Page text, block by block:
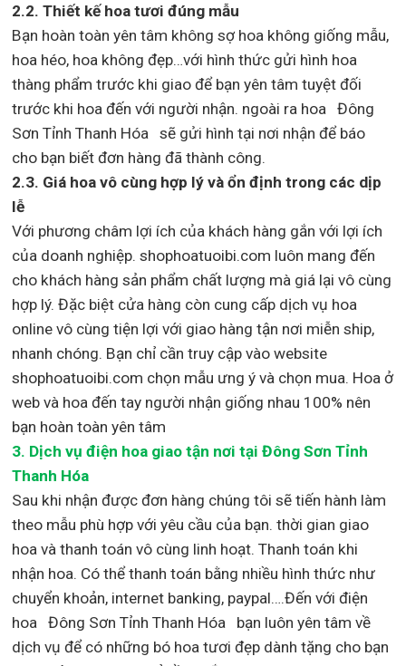
2.2. Thiết kế hoa tươi đúng mẫu
Bạn hoàn toàn yên tâm không sợ hoa không giống mẫu,
hoa héo, hoa không đẹp…với hình thức gửi hình hoa
thàng phẩm trước khi giao để bạn yên tâm tuyệt đối
trước khi hoa đến với người nhận. ngoài ra hoa Đông
Sơn Tỉnh Thanh Hóa sẽ gửi hình tại nơi nhận để báo
cho bạn biết đơn hàng đã thành công.
2.3. Giá hoa vô cùng hợp lý và ổn định trong các dịp
lễ
Với phương châm lợi ích của khách hàng gắn với lợi ích
của doanh nghiệp. shophoatuoibi.com luôn mang đến
cho khách hàng sản phẩm chất lượng mà giá lại vô cùng
hợp lý. Đặc biệt cửa hàng còn cung cấp dịch vụ hoa
online vô cùng tiện lợi với giao hàng tận nơi miễn ship,
nhanh chóng. Bạn chỉ cần truy cập vào website
shophoatuoibi.com chọn mẫu ưng ý và chọn mua. Hoa ở
web và hoa đến tay người nhận giống nhau 100% nên
bạn hoàn toàn yên tâm
3. Dịch vụ điện hoa giao tận nơi tại Đông Sơn Tỉnh
Thanh Hóa
Sau khi nhận được đơn hàng chúng tôi sẽ tiến hành làm
theo mẫu phù hợp với yêu cầu của bạn. thời gian giao
hoa và thanh toán vô cùng linh hoạt. Thanh toán khi
nhận hoa. Có thể thanh toán bằng nhiều hình thức như
chuyển khoản, internet banking, paypal….Đến với điện
hoa Đông Sơn Tỉnh Thanh Hóa bạn luôn yên tâm về
dịch vụ để có những bó hoa tươi đẹp dành tặng cho bạn